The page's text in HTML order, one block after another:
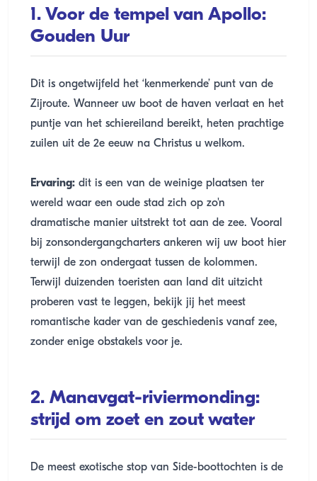
1. Voor de tempel van Apollo:
Gouden Uur
Dit is ongetwijfeld het ‘kenmerkende’ punt van de
Zijroute. Wanneer uw boot de haven verlaat en het
puntje van het schiereiland bereikt, heten prachtige
zuilen uit de 2e eeuw na Christus u welkom.
Ervaring: dit is een van de weinige plaatsen ter
wereld waar een oude stad zich op zo'n
dramatische manier uitstrekt tot aan de zee. Vooral
bij zonsondergangcharters ankeren wij uw boot hier
terwijl de zon ondergaat tussen de kolommen.
Terwijl duizenden toeristen aan land dit uitzicht
proberen vast te leggen, bekijk jij het meest
romantische kader van de geschiedenis vanaf zee,
zonder enige obstakels voor je.
2. Manavgat-riviermonding:
strijd om zoet en zout water
De meest exotische stop van Side-boottochten is de